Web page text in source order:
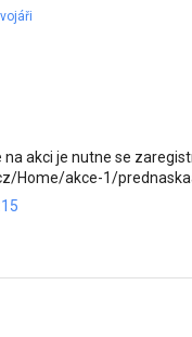
na akci je nutne se
Home/akce-1/